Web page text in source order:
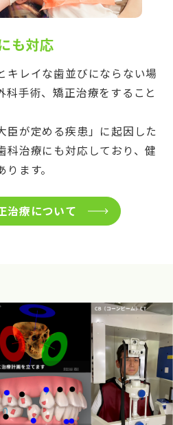
も対応
キレイな歯並びにならない場
科手術、矯正治療をすること
臣が定める疾患」に起因した
科治療にも対応しており、健
ます。
治療について